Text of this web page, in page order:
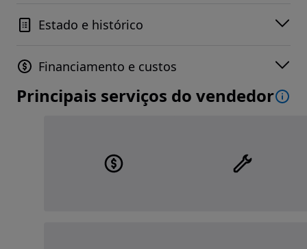
Estado e histórico
Financiamento e custos
Principais serviços do vendedor